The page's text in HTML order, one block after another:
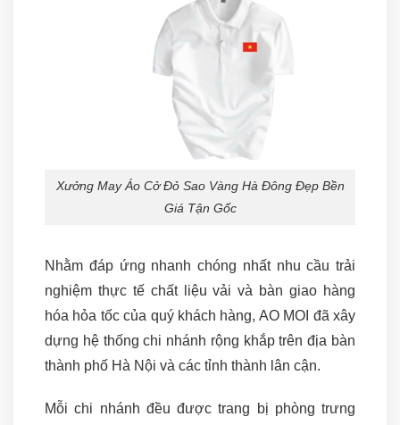
Xưởng May Áo Cở Đỏ Sao Vàng Hà Đông Đẹp Bền
Giá Tận Gốc
Nhằm đáp ứng nhanh chóng nhất nhu cầu trải
nghiệm thực tế chất liệu vải và bàn giao hàng
hóa hỏa tốc của quý khách hàng, AO MOI đã xây
dựng hệ thống chi nhánh rộng khắp trên địa bàn
thành phố Hà Nội và các tỉnh thành lân cận.
Mỗi chi nhánh đều được trang bị phòng trưng